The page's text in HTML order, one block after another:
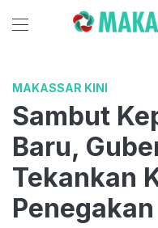
MAKASSAR KINI
Sambut
Baru,
Tekankan